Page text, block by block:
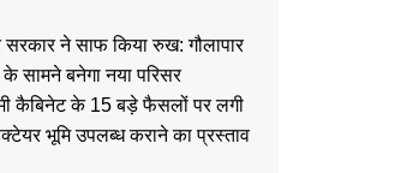
सरकार ने साफ किया रुख: गौलापार
के सामने बनेगा नया परिसर
कैबिनेट के 15 बड़े फैसलों पर लगी
भूमि उपलब्ध कराने का प्रस्ताव